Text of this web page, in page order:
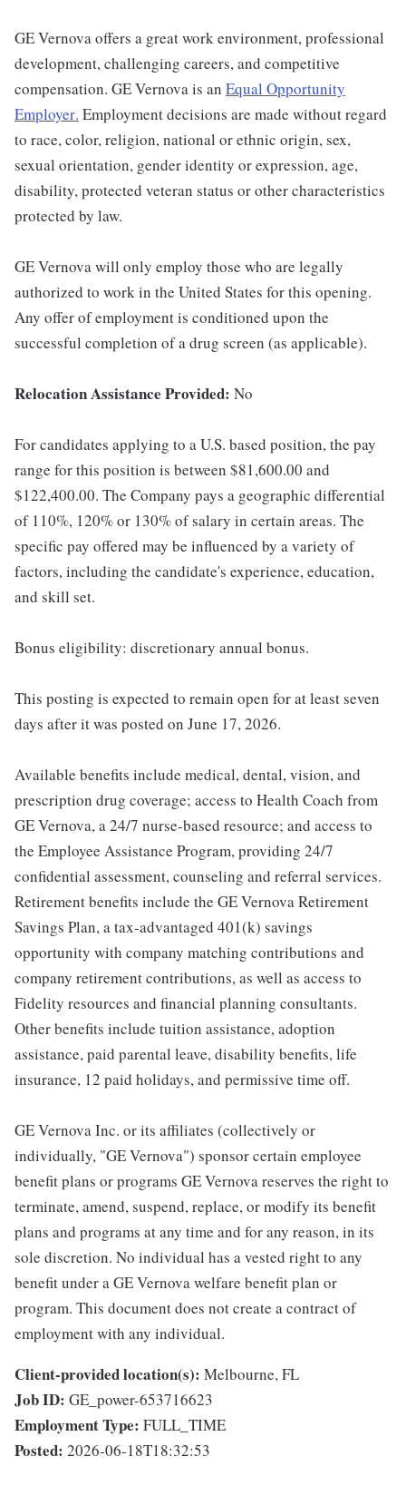
GE Vernova offers a great work environment, professional
development, challenging careers, and competitive
compensation. GE Vernova is an Equal Opportunity
Employer. Employment decisions are made without regard
to race, color, religion, national or ethnic origin, sex,
sexual orientation, gender identity or expression, age,
disability, protected veteran status or other characteristics
protected by law.
GE Vernova will only employ those who are legally
authorized to work in the United States for this opening.
Any offer of employment is conditioned upon the
successful completion of a drug screen (as applicable).
Relocation Assistance Provided: No
For candidates applying to a U.S. based position, the pay
range for this position is between $81,600.00 and
$122,400.00. The Company pays a geographic differential
of 110%, 120% or 130% of salary in certain areas. The
specific pay offered may be influenced by a variety of
factors, including the candidate's experience, education,
and skill set.
Bonus eligibility: discretionary annual bonus.
This posting is expected to remain open for at least seven
days after it was posted on June 17, 2026.
Available benefits include medical, dental, vision, and
prescription drug coverage; access to Health Coach from
GE Vernova, a 24/7 nurse-based resource; and access to
the Employee Assistance Program, providing 24/7
confidential assessment, counseling and referral services.
Retirement benefits include the GE Vernova Retirement
Savings Plan, a tax-advantaged 401(k) savings
opportunity with company matching contributions and
company retirement contributions, as well as access to
Fidelity resources and financial planning consultants.
Other benefits include tuition assistance, adoption
assistance, paid parental leave, disability benefits, life
insurance, 12 paid holidays, and permissive time off.
GE Vernova Inc. or its affiliates (collectively or
individually, "GE Vernova") sponsor certain employee
benefit plans or programs GE Vernova reserves the right to
terminate, amend, suspend, replace, or modify its benefit
plans and programs at any time and for any reason, in its
sole discretion. No individual has a vested right to any
benefit under a GE Vernova welfare benefit plan or
program. This document does not create a contract of
employment with any individual.
Client-provided location(s): Melbourne, FL
Job ID: GE_power-653716623
Employment Type: FULL_TIME
Posted: 2026-06-18T18:32:53